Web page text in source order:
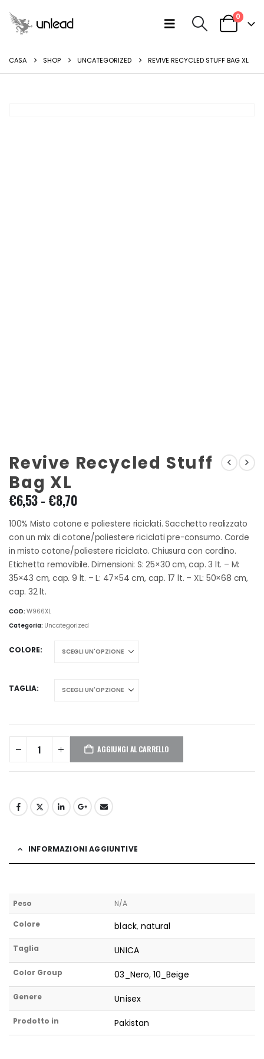
0
CASA SHOP UNCATEGORIZED REVIVE RECYCLED STUFF BAG XL
Revive Recycled Stuff
Bag XL
€6,53- €8,70Fascia
prezzo:
da
€6,53
a
€8,70
100% Misto cotone e poliestere riciclati. Sacchetto realizzato
con un mix di cotone/poliestere riciclati pre-consumo. Corde
in misto cotone/poliestere riciclato. Chiusura con cordino.
Etichetta removibile. Dimensioni: S: 25×30 cm, cap. 3 lt. – M:
35×43 cm, cap. 9 lt. – L: 47×54 cm, cap. 17 lt. – XL: 50×68 cm,
cap. 32 lt.
COD: W966XL
Categoria: Uncategorized
COLORE
TAGLIA
AGGIUNGI AL CARRELLO
INFORMAZIONI AGGIUNTIVE
Peso N/A
Colore black, natural
Taglia UNICA
Color Group 03_Nero,10_Beige
Genere Unisex
Prodotto in Pakistan